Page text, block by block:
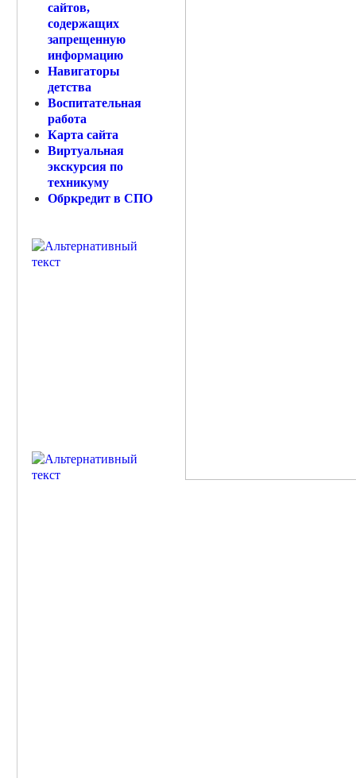
сайтов,
содержащих
запрещенную
информацию
Навигаторы
детства
Воспитательная
работа
Карта сайта
Виртуальная
экскурсия по
техникуму
Обркредит в СПО